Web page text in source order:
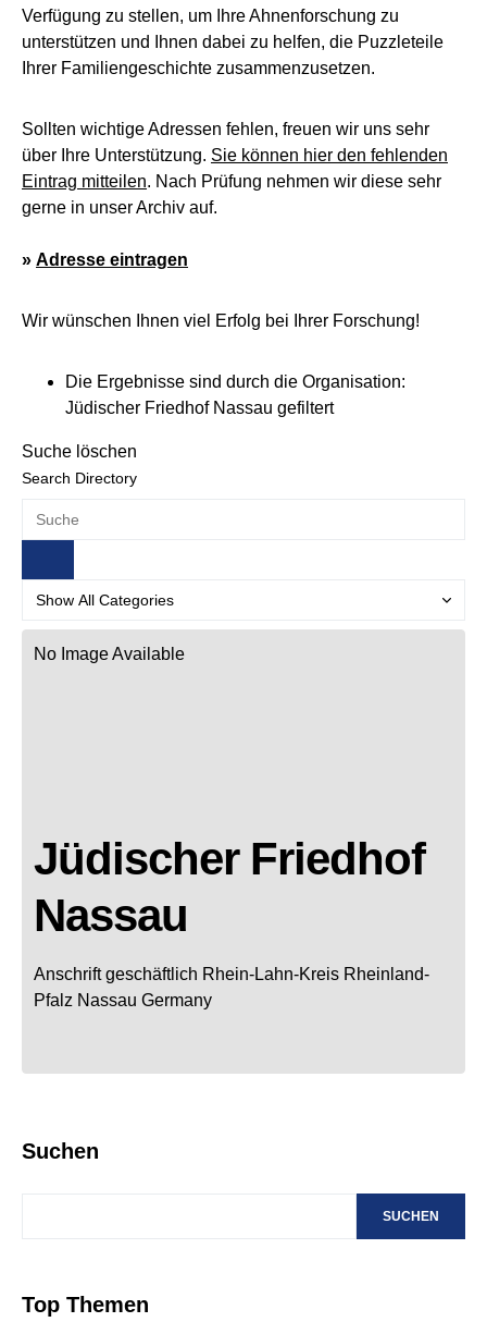
Verfügung zu stellen, um Ihre Ahnenforschung zu
unterstützen und Ihnen dabei zu helfen, die Puzzleteile
Ihrer Familiengeschichte zusammenzusetzen.
Sollten wichtige Adressen fehlen, freuen wir uns sehr
über Ihre Unterstützung. Sie können hier den fehlenden
Eintrag mitteilen. Nach Prüfung nehmen wir diese sehr
gerne in unser Archiv auf.
» Adresse eintragen
Wir wünschen Ihnen viel Erfolg bei Ihrer Forschung!
Die Ergebnisse sind durch die Organisation:
Jüdischer Friedhof Nassau gefiltert
Suche löschen
Search Directory
No Image Available
Jüdischer Friedhof
Nassau
Anschrift geschäftlich Rhein-Lahn-Kreis Rheinland-
Pfalz Nassau Germany
Suchen
SUCHEN
Top Themen